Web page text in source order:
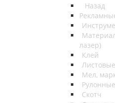
Назад
лазер)
Клей
Мел,
Скотч